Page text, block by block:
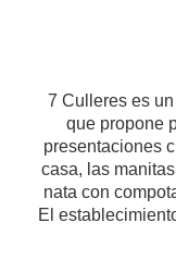
7 Culleres es
que propone
presentaciones
casa, las
nata con
El